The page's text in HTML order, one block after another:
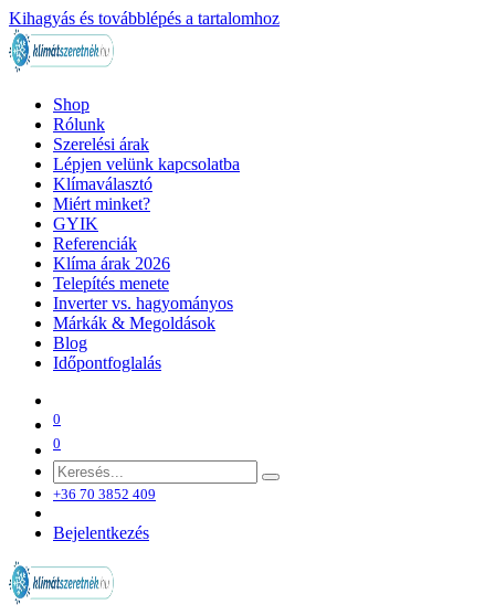
Kihagyás és továbblépés a tartalomhoz
Shop
Rólunk
Szerelési árak
Lépjen velünk kapcsolatba
Klímaválasztó
Miért minket?
GYIK
Referenciák
Klíma árak 2026
Telepítés menete
Inverter vs. hagyományos
Márkák & Megoldások
Blog
Időpontfoglalás
0
0
+36 70 3852 409
Bejelentkezés